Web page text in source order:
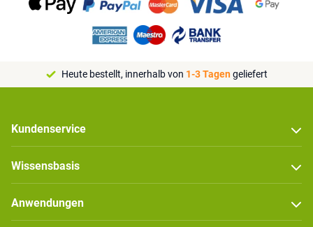
Heute bestellt, innerhalb von 1-3 Tagengeliefert
Kundenservice
Wissensbasis
Anwendungen